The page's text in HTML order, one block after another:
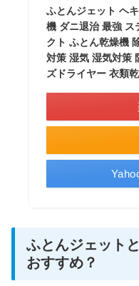
ふとんジェット ヘ
機 ダニ退治 最強 ス
クト ふとん乾燥機
対策 湿気 湿気対策
ズドライヤー 衣類
ふとんジェット
おすすめ？